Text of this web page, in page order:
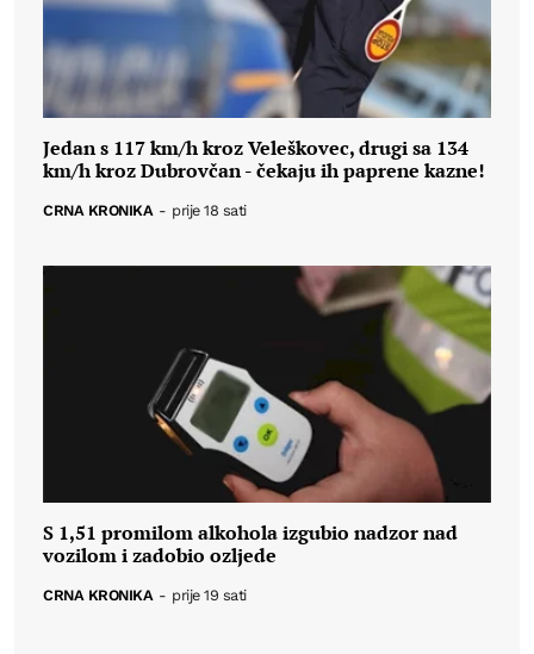
Jedan s 117 km/h kroz Veleškovec, drugi sa 134
km/h kroz Dubrovčan - čekaju ih paprene kazne!
CRNA KRONIKA - prije 18 sati
S 1,51 promilom alkohola izgubio nadzor nad
vozilom i zadobio ozljede
CRNA KRONIKA - prije 19 sati